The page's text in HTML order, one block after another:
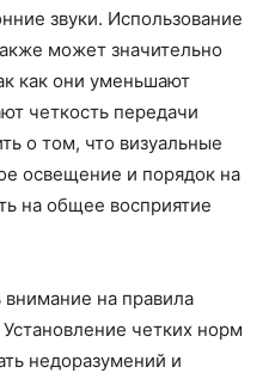
звуки. Использование
может значительно
как они уменьшают
четкость передачи
о том, что визуальные
освещение и порядок на
на общее восприятие
внимание на правила
четких норм
недоразумений и